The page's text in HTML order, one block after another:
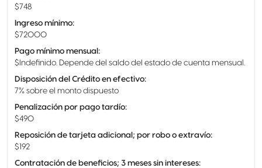
$748
Ingreso mínimo:
$72000
Pago mínimo mensual :
$Indefinido. Depende del saldo del estado de cuenta mensual.
Disposición del Crédito en efectivo:
7% sobre el monto dispuesto
Penalización por pago tardío:
$490
Reposición de tarjeta adicional; por robo o extravío:
$192
Contratación de beneficios; 3 meses sin intereses: